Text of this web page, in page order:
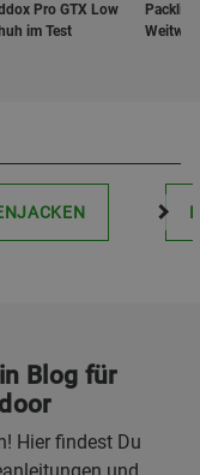
Pro GTX Low
im Test
Blog für
Hier findest Du